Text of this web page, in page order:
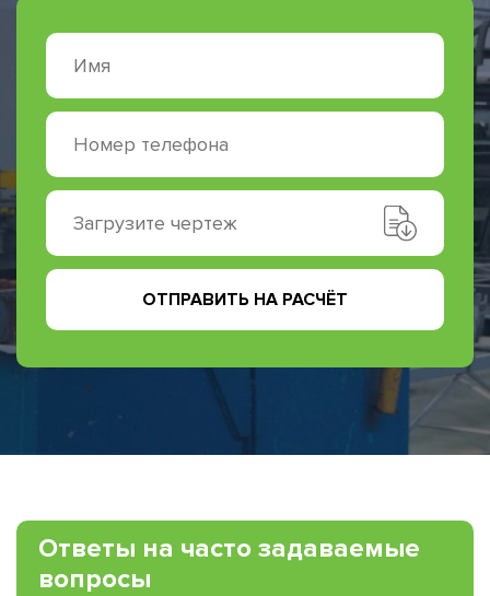
Загрузите чертеж
ОТПРАВИТЬ НА РАСЧЁТ
Ответы на часто задаваемые
вопросы